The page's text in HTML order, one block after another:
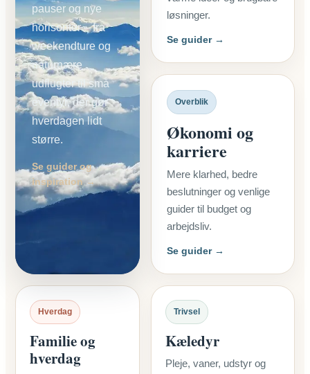
pauser og nye
horisonter – fra
weekendture og
naturnære
udflugter til små
eventyr, der gør
hverdagen lidt
større.
Se guider og
inspiration →
løsninger.
Se guider →
Overblik
Økonomi og
karriere
Mere klarhed, bedre
beslutninger og venlige
guider til budget og
arbejdsliv.
Se guider →
Hverdag
Familie og
hverdag
Trivsel
Kæledyr
Pleje, vaner, udstyr og